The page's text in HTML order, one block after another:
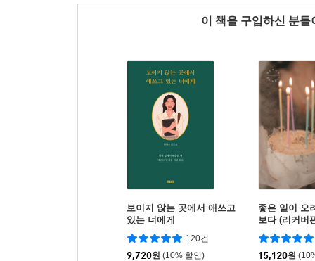
이 책을 구입하신 분
보이지 않는 곳에서 애쓰고
있는 너에게
120건
9,720원 (10% 할인)
좋은 일이 오
보다 (리커버
15,120원